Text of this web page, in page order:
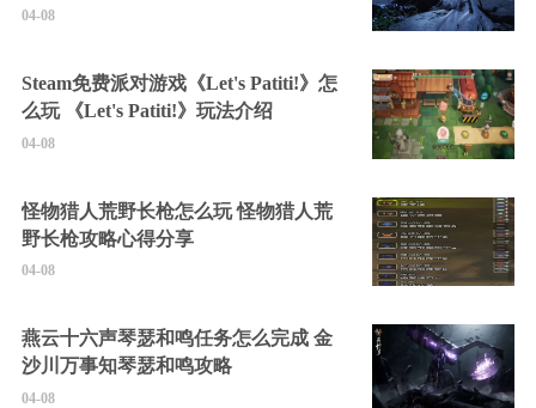
04-08
Steam免费派对游戏《Let's Patiti!》怎
么玩 《Let's Patiti!》玩法介绍
04-08
怪物猎人荒野长枪怎么玩 怪物猎人荒
野长枪攻略心得分享
04-08
燕云十六声琴瑟和鸣任务怎么完成 金
沙川万事知琴瑟和鸣攻略
04-08